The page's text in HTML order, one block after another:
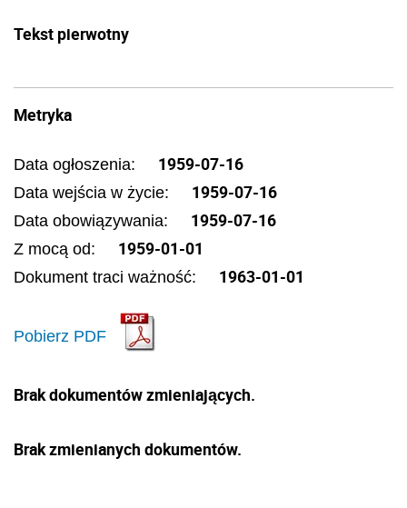
Tekst pierwotny
Metryka
Data ogłoszenia: 1959-07-16
Data wejścia w życie: 1959-07-16
Data obowiązywania: 1959-07-16
Z mocą od: 1959-01-01
Dokument traci ważność: 1963-01-01
Pobierz PDF
Brak dokumentów zmieniających.
Brak zmienianych dokumentów.